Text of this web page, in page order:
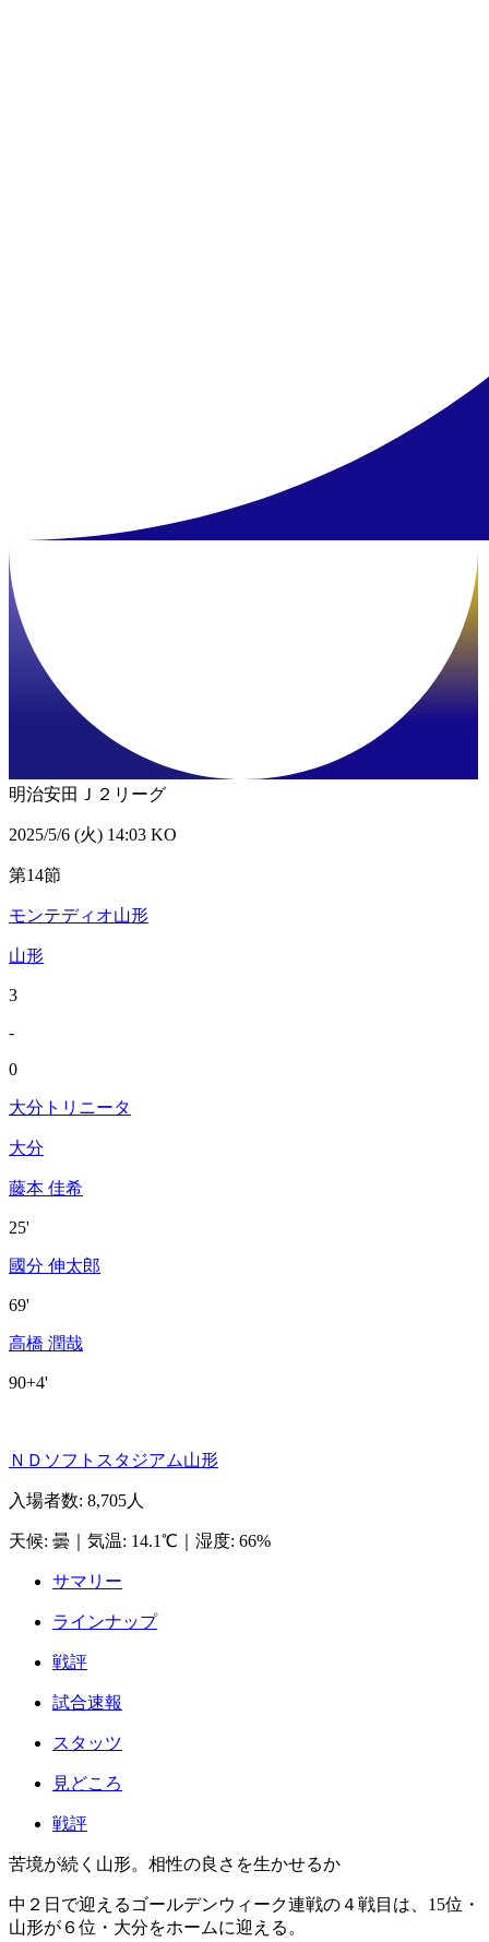
明治安田Ｊ２リーグ
2025/5/6 (火) 14:03 KO
第14節
モンテディオ山形
山形
3
-
0
大分トリニータ
大分
藤本 佳希
25'
國分 伸太郎
69'
高橋 潤哉
90+4'
ＮＤソフトスタジアム山形
入場者数: 8,705人
天候: 曇 気温: 14.1℃ 湿度: 66%
サマリー
ラインナップ
戦評
試合速報
スタッツ
見どころ
戦評
苦境が続く山形。相性の良さを生かせるか
中２日で迎えるゴールデンウィーク連戦の４戦目は、15位・
山形が６位・大分をホームに迎える。